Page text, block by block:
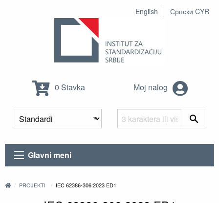
English Српски CYR
0 Stavka Moj nalog
Glavni meni
PROJEKTI IEC 62386-306:2023 ED1